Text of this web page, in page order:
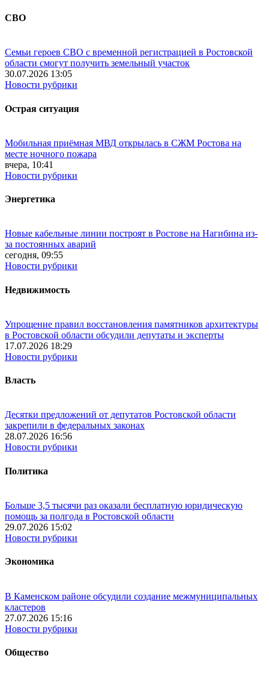
СВО
Семьи героев СВО с временной регистрацией в Ростовской
области смогут получить земельный участок
30.07.2026 13:05
Новости рубрики
Острая ситуация
Мобильная приёмная МВД открылась в СЖМ Ростова на
месте ночного пожара
вчера, 10:41
Новости рубрики
Энергетика
Новые кабельные линии построят в Ростове на Нагибина из-
за постоянных аварий
сегодня, 09:55
Новости рубрики
Недвижимость
Упрощение правил восстановления памятников архитектуры
в Ростовской области обсудили депутаты и эксперты
17.07.2026 18:29
Новости рубрики
Власть
Десятки предложений от депутатов Ростовской области
закрепили в федеральных законах
28.07.2026 16:56
Новости рубрики
Политика
Больше 3,5 тысячи раз оказали бесплатную юридическую
помощь за полгода в Ростовской области
29.07.2026 15:02
Новости рубрики
Экономика
В Каменском районе обсудили создание межмуниципальных
кластеров
27.07.2026 15:16
Новости рубрики
Общество